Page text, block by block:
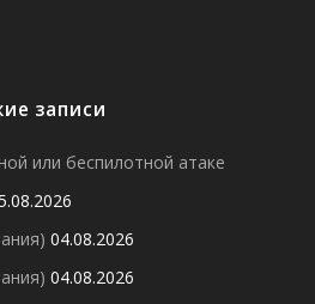
записи
или беспилотной атаке
04.08.2026
04.08.2026